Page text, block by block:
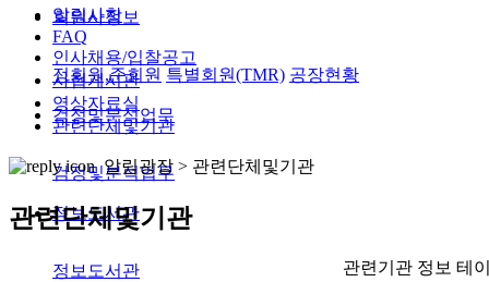
회원사정보
정회원,준회원 특별회원(TMR) 공장현황
검정및분석업무
검정및분석업무
정보도서관
정보도서관
알림사항
FAQ
인사채용/입찰공고
사협게시판
영상자료실
관련단체및기관
알림광장 > 관련단체및기관
관련단체및기관
관련기관 정보 테